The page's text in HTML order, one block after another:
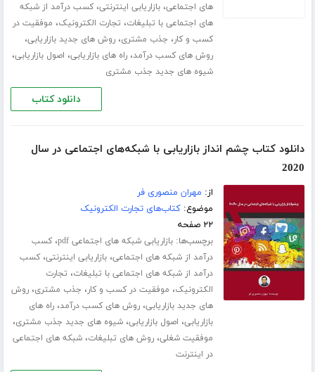
های اجتماعی،بازاریابی اینترنتی،کسب درآمد از شبکه
های اجتماعی با تبلیغات، تجارت الکترونیک، موفقیت در
کسب و کار، جذب مشتری،روش های جدید بازاریابی،
روش های کسب درآمد،راه های بازاریابی، اصول بازاریابی،
شیوه های جدید جذب مشتری
دانلود کتاب
دانلود کتاب چشم انداز بازاریابی با شبکه‌های اجتماعی در سال
2020
از: مهران منصوری فر
موضوع:کتاب‌های تجارت الکترونیک
۲۲ صفحه
برچسب‌ها:بازاریابی شبکه های اجتماعی pdf ،کسب
درآمد از شبکه های اجتماعی،بازاریابی اینترنتی،کسب
درآمد از شبکه های اجتماعی با تبلیغات، تجارت
الکترونیک، موفقیت در کسب و کار، جذب مشتری،روش
های جدید بازاریابی،روش های کسب درآمد،راه های
بازاریابی، اصول بازاریابی،شیوه های جدید جذب مشتری،
موفقیت شغلی،روش های تبلیغات،شبکه های اجتماعی
در اینترنت